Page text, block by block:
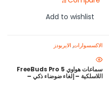
Add to wishlist
الاكسسوارات, الايربودز
سماعات هواوي FreeBuds Pro 5
اللاسلكية – إلغاء ضوضاء ذكي –